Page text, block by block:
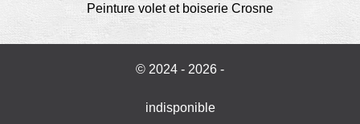
Peinture volet et boiserie Crosne
© 2024 - 2026 -
indisponible